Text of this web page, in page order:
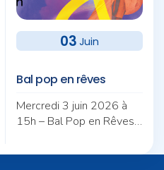
03 Juin
Bal pop en rêves
Mercredi 3 juin 2026 à
15h – Bal Pop en Rêves
Fontenay-aux-Roses.